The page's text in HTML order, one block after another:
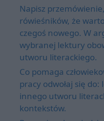
Napisz
rówieśników, że
czegoś nowego. W
wybranej lektury
utworu literackiego.
Co pomaga
pracy odwołaj się
innego utworu
kontekstów.